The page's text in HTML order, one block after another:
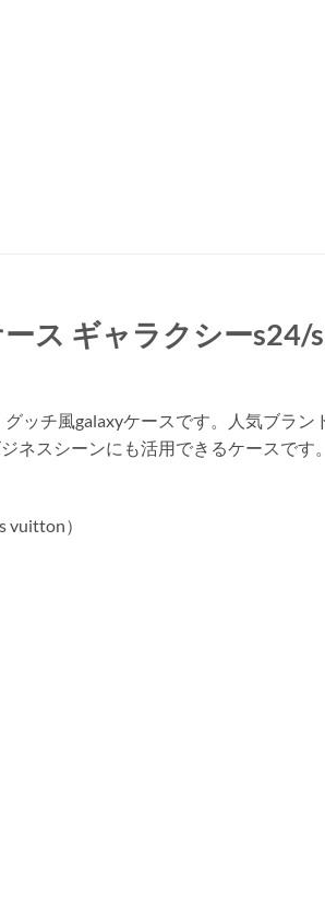
ス ギャラクシー
ッチ風galaxyケースです。人気ブラ
ネスシーンにも活用できるケースで
vuitton）